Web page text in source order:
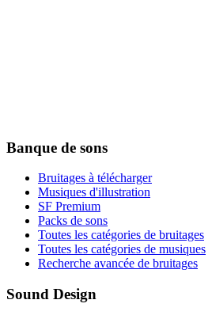
Banque de sons
Bruitages à télécharger
Musiques d'illustration
SF Premium
Packs de sons
Toutes les catégories de bruitages
Toutes les catégories de musiques
Recherche avancée de bruitages
Sound Design